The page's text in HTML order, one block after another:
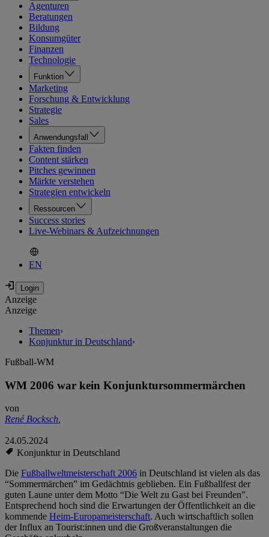
Agenturen
Beratungen
Bildung
Konsumgüter
Finanzen
Technologie
Funktion
Marketing
Forschung & Entwicklung
Strategie
Sales
Anwendungsfall
Fakten finden
Content stärken
Pitches gewinnen
Märkte verstehen
Strategien entwickeln
Ressourcen
Success stories
Live-Webinars & Aufzeichnungen
EN
Anzeige
Anzeige
Themen›
Konjunktur in Deutschland›
Fußball-WM
WM 2006 war kein Konjunktursommermärchen
von
René Bocksch,
24.05.2024
Konjunktur in Deutschland
Die Fußballweltmeisterschaft 2006 in Deutschland ist vielen als das
“Sommermärchen” im Gedächtnis geblieben. Ein Fußballfest der
guten Laune unter dem Motto “Die Welt zu Gast bei Freunden”.
Entsprechend hoch sind die Erwartungen der Öffentlichkeit an die
kommende Heim-Europameisterschaft. Auch wirtschaftlich sollen
der Influx an Tourist:innen und die Großveranstaltungen die